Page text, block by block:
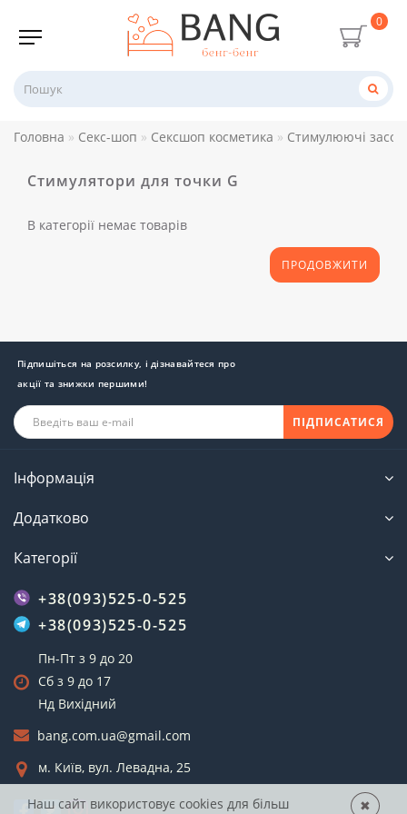
0
Головна Секс-шоп Сексшоп косметика Стимулюючі
Стимулятори для точки G
В категорії немає товарів
ПРОДОВЖИТИ
Підпишіться на розсилку, і дізнавайтеся про
акції та знижки першими!
ПІДПИСАТИСЯ
Інформація
Додатково
Категорії
+38(093)525-0-525
+38(093)525-0-525
Пн-Пт з 9 до 20
Сб з 9 до 17
Нд Вихідний
bang.com.ua@gmail.com
м. Київ, вул. Левадна, 25
Наш сайт використовує cookies для більш
✖